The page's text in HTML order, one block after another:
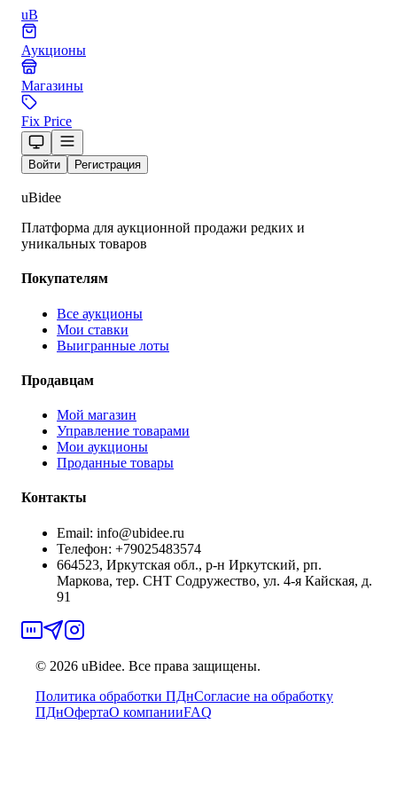
uB
Аукционы
Магазины
Fix Price
Войти Регистрация
uBidee
Платформа для аукционной продажи редких и
уникальных товаров
Покупателям
Все аукционы
Мои ставки
Выигранные лоты
Продавцам
Мой магазин
Управление товарами
Мои аукционы
Проданные товары
Контакты
Email: info@ubidee.ru
Телефон: +79025483574
664523, Иркутская обл., р-н Иркутский, рп.
Маркова, тер. СНТ Содружество, ул. 4-я Кайская, д.
91
© 2026 uBidee. Все права защищены.
Политика обработки ПДнСогласие на обработку
ПДнОфертаО компанииFAQ